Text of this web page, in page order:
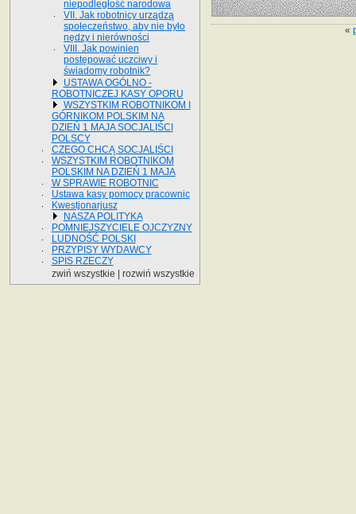
«
niepodległość narodowa
VII. Jak robotnicy urządzą
społeczeństwo, aby nie było
nędzy i nierówności
VIII. Jak powinien
postępować uczciwy i
świadomy robotnik?
USTAWA OGÓLNO -
ROBOTNICZEJ KASY OPORU
WSZYSTKIM ROBOTNIKOM I
GÓRNIKOM POLSKIM NA
DZIEŃ 1 MAJA SOCJALIŚCI
POLSCY
CZEGO CHCĄ SOCJALIŚCI
WSZYSTKIM ROBOTNIKOM
POLSKIM NA DZIEŃ 1 MAJA
W SPRAWIE ROBOTNIC
Ustawa kasy pomocy pracownic
Kwestjonarjusz
NASZA POLITYKA
POMNIEJSZYCIELE OJCZYZNY
LUDNOŚĆ POLSKI
PRZYPISY WYDAWCY
SPIS RZECZY
zwiń wszystkie | rozwiń wszystkie